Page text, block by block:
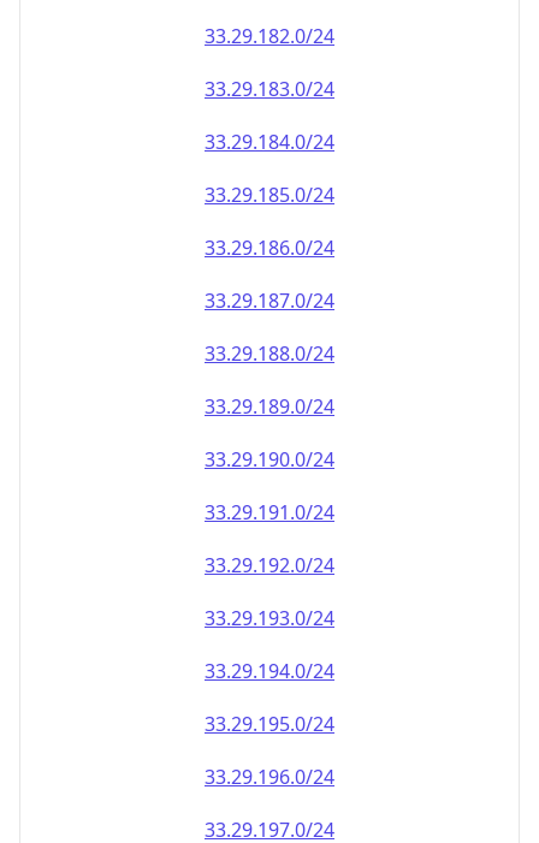
33.29.182.0/24
33.29.183.0/24
33.29.184.0/24
33.29.185.0/24
33.29.186.0/24
33.29.187.0/24
33.29.188.0/24
33.29.189.0/24
33.29.190.0/24
33.29.191.0/24
33.29.192.0/24
33.29.193.0/24
33.29.194.0/24
33.29.195.0/24
33.29.196.0/24
33.29.197.0/24